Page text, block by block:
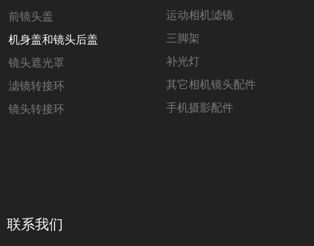
前镜头盖
机身盖和镜头后盖
镜头遮光罩
滤镜转接环
镜头转接环
运动相机滤镜
三脚架
补光灯
其它相机镜头配件
手机摄影配件
联系我们